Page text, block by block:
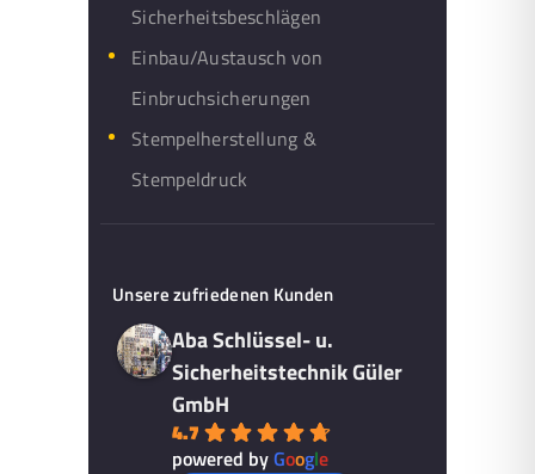
Sicherheitsbeschlägen
Einbau/Austausch von
Einbruchsicherungen
Stempelherstellung &
Stempeldruck
Unsere zufriedenen Kunden
Aba Schlüssel- u.
Sicherheitstechnik Güler
GmbH
4.7
powered byGoogle